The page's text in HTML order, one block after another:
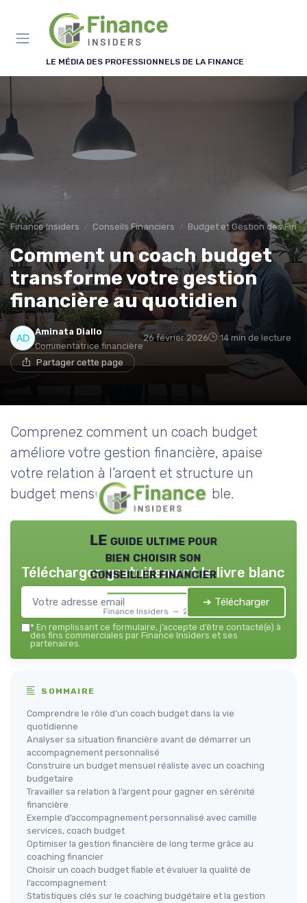
LE MÉDIA DES PROFESSIONNELS DE LA FINANCE
Finance Insiders Conseils Financiers Budget et Gestion des
Comment un coach budget
transforme votre gestion
financière au quotidien
Aminata Diallo
Commentatrice financière
26 février 2026 14 min de lecture
Partager cette page
Comprenez comment un coach budget
améliore votre gestion financière, apaise
votre relation à l’argent et structure un
budget mensuel réaliste et durable.
LE guide ultime pour
bien choisir son
conseiller financier
Finance Insiders — 2026
Téléchargez gratuitement le livre blanc
➔ Télécharger
* En remplissant ce formulaire, j’accepte d’être contacté(e) à
des fins commerciales par Finance Insiders et ses
partenaires.
SOMMAIRE
Comprendre le rôle d’un coach budget dans la vie
quotidienne
Analyser sa situation financière avant de démarrer un
accompagnement personnalisé
Construire un budget mensuel réaliste avec un coaching
budgetaire
Travailler sa relation à l’argent pour gagner en sérénité
financière
Exemple d’accompagnement personnalisé avec camille
services, coach budget
Optimiser la gestion financière de long terme grâce au
coaching financier
Choisir un coach budget fiable et évaluer la qualité de
l’accompagnement
Statistiques clés sur le coaching budgétaire et la gestion